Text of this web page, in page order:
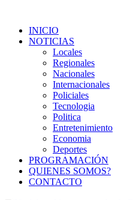
INICIO
NOTICIAS
Locales
Regionales
Nacionales
Internacionales
Policiales
Tecnologia
Politica
Entretenimiento
Economia
Deportes
PROGRAMACIÓN
QUIENES SOMOS?
CONTACTO